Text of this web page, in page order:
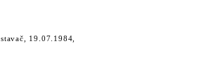
19.07.1984,